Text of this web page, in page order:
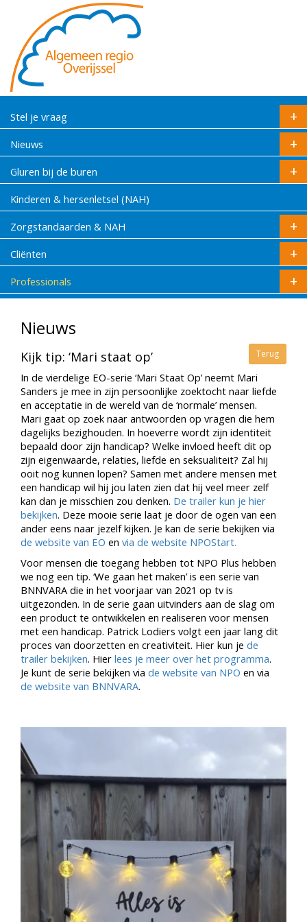
Stel je vraag
Nieuws
Gluren bij de buren
Kinderen & hersenletsel (NAH)
Zorgstandaarden & NAH
Cliënten
Professionals
Nieuws
Terug
Kijk tip: ‘Mari staat op’
In de vierdelige EO-serie ‘Mari Staat Op’ neemt Mari
Sanders je mee in zijn persoonlijke zoektocht naar liefde
en acceptatie in de wereld van de ‘normale’ mensen.
Mari gaat op zoek naar antwoorden op vragen die hem
dagelijks bezighouden. In hoeverre wordt zijn identiteit
bepaald door zijn handicap? Welke invloed heeft dit op
zijn eigenwaarde, relaties, liefde en seksualiteit? Zal hij
ooit nog kunnen lopen? Samen met andere mensen met
een handicap wil hij jou laten zien dat hij veel meer zelf
kan dan je misschien zou denken. De trailer kun je hier
bekijken. Deze mooie serie laat je door de ogen van een
ander eens naar jezelf kijken. Je kan de serie bekijken via
de website van EO en via de website NPOStart.
Voor mensen die toegang hebben tot NPO Plus hebben
we nog een tip. ‘We gaan het maken’ is een serie van
BNNVARA die in het voorjaar van 2021 op tv is
uitgezonden. In de serie gaan uitvinders aan de slag om
een product te ontwikkelen en realiseren voor mensen
met een handicap. Patrick Lodiers volgt een jaar lang dit
proces van doorzetten en creativiteit. Hier kun je de
trailer bekijken. Hier lees je meer over het programma.
Je kunt de serie bekijken via de website van NPO en via
de website van BNNVARA.